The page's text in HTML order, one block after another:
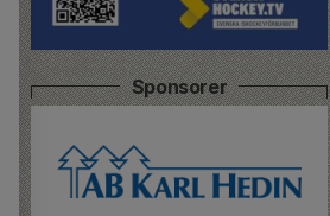
Sponsorer